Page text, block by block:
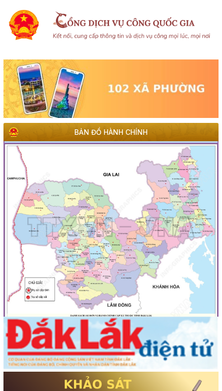
BẢN ĐỒ HÀNH CHÍNH